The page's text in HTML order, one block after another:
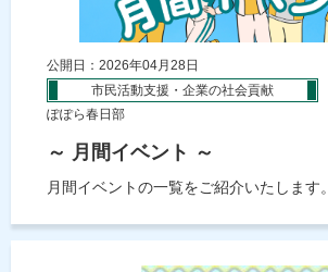
公開日：2026年04月28日
市民活動支援・企業の社会貢献
ぽぽら春日部
～ 月間イベント ～
月間イベントの一覧をご紹介いたします。